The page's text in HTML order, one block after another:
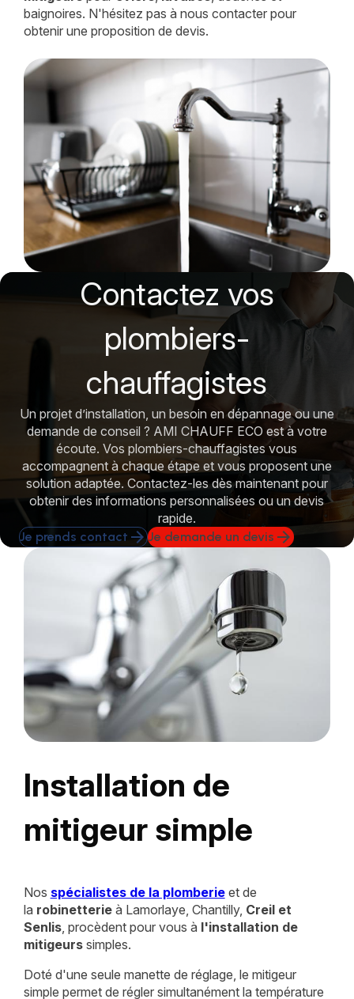
baignoires. N'hésitez pas à nous contacter pour
obtenir une proposition de devis.
Contactez vos
plombiers-
chauffagistes
Un projet d’installation, un besoin en dépannage ou une
demande de conseil ? AMI CHAUFF ECO est à votre
écoute. Vos plombiers-chauffagistes vous
accompagnent à chaque étape et vous proposent une
solution adaptée. Contactez-les dès maintenant pour
obtenir des informations personnalisées ou un devis
rapide.
Je prends contact arrow_forwardJe demande un devis arrow_forward
Installation de
mitigeur simple
Nos spécialistes de la plomberieet de
la robinetterieà Lamorlaye, Chantilly, Creil et
Senlis, procèdent pour vous à l'installation de
mitigeurssimples.
Doté d'une seule manette de réglage, le mitigeur
simple permet de régler simultanément la température